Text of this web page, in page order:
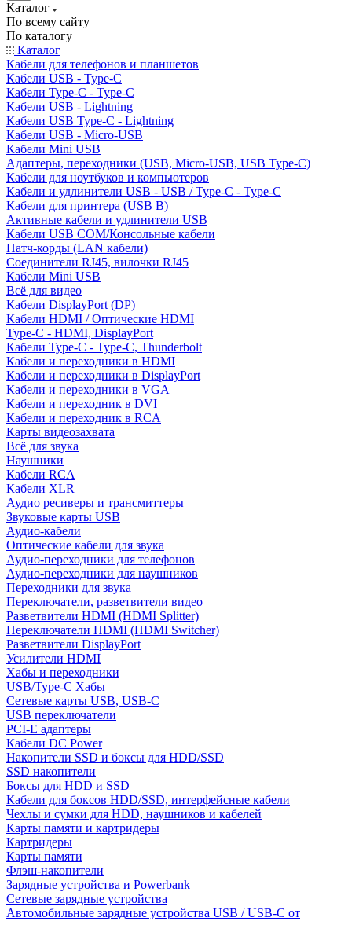
Каталог
По всему сайту
По каталогу
Каталог
Кабели для телефонов и планшетов
Кабели USB - Type-C
Кабели Type-C - Type-C
Кабели USB - Lightning
Кабели USB Type-C - Lightning
Кабели USB - Micro-USB
Кабели Mini USB
Адаптеры, переходники (USB, Micro-USB, USB Type-C)
Кабели для ноутбуков и компьютеров
Кабели и удлинители USB - USB / Type-C - Type-C
Кабели для принтера (USB B)
Активные кабели и удлинители USB
Кабели USB COM/Консольные кабели
Патч-корды (LAN кабели)
Соединители RJ45, вилочки RJ45
Кабели Mini USB
Всё для видео
Кабели DisplayPort (DP)
Кабели HDMI / Оптические HDMI
Type-C - HDMI, DisplayPort
Кабели Type-C - Type-C, Thunderbolt
Кабели и переходники в HDMI
Кабели и переходники в DisplayPort
Кабели и переходники в VGA
Кабели и переходник в DVI
Кабели и переходник в RCA
Карты видеозахвата
Всё для звука
Наушники
Кабели RCA
Кабели XLR
Аудио ресиверы и трансмиттеры
Звуковые карты USB
Аудио-кабели
Оптические кабели для звука
Аудио-переходники для телефонов
Аудио-переходники для наушников
Переходники для звука
Переключатели, разветвители видео
Разветвители HDMI (HDMI Splitter)
Переключатели HDMI (HDMI Switcher)
Разветвители DisplayPort
Усилители HDMI
Хабы и переходники
USB/Type-C Хабы
Сетевые карты USB, USB-C
USB переключатели
PCI-E адаптеры
Кабели DC Power
Накопители SSD и боксы для HDD/SSD
SSD накопители
Боксы для HDD и SSD
Кабели для боксов HDD/SSD, интерфейсные кабели
Чехлы и сумки для HDD, наушников и кабелей
Карты памяти и картридеры
Картридеры
Карты памяти
Флэш-накопители
Зарядные устройства и Powerbank
Сетевые зарядные устройства
Автомобильные зарядные устройства USB / USB-C от